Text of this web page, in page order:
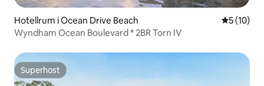
Hotellrum i Ocean Drive Beach 5 av 5 i
5 (10)
Wyndham Ocean Boulevard * 2BR Torn IV
Superhost
Superhost